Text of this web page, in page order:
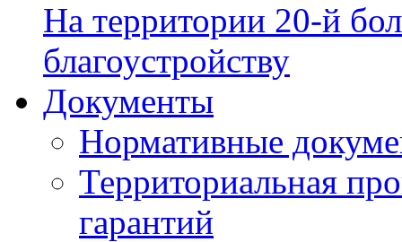
На территории 20-й
благоустройству
Документы
Нормативные
Территориальная
гарантий